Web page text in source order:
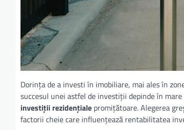
Dorința de a investi în imobiliare, mai ales în
succesul unei astfel de investiții depinde în
investiții rezidențiale promițătoare. Alegerea
factorii cheie care influențează rentabilitatea